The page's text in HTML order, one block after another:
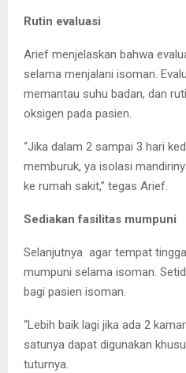
Rutin evaluasi
Arief menjelaskan bahwa
selama menjalani isoman.
memantau suhu badan, dan
oksigen pada pasien.
“Jika dalam 2 sampai 3 hari
memburuk, ya isolasi
ke rumah sakit,” tegas Arief.
Sediakan fasilitas mumpuni
Selanjutnya agar tempat
mumpuni selama isoman.
bagi pasien isoman.
“Lebih baik lagi jika ada 2
satunya dapat digunakan
tuturnya.